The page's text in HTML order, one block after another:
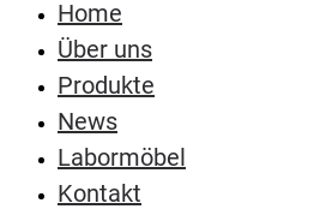
Home
Über uns
Produkte
News
Labormöbel
Kontakt